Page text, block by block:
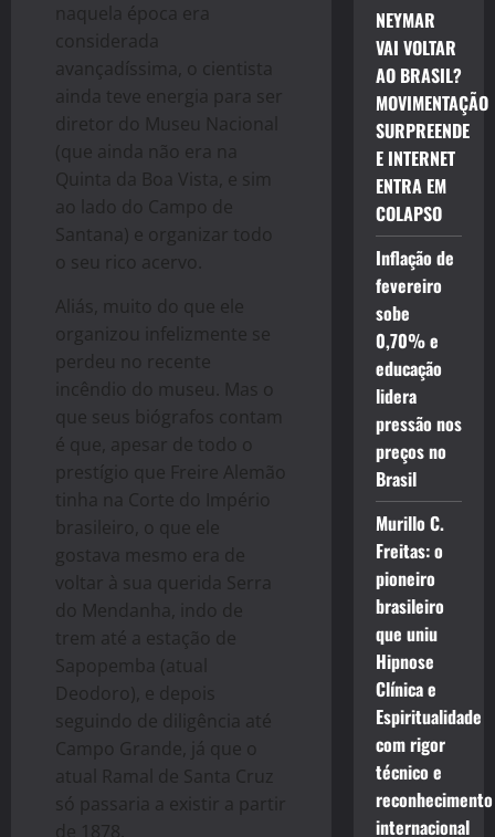
naquela época era
considerada
avançadíssima, o cientista
ainda teve energia para ser
diretor do Museu Nacional
(que ainda não era na
Quinta da Boa Vista, e sim
ao lado do Campo de
Santana) e organizar todo
o seu rico acervo.
Aliás, muito do que ele
organizou infelizmente se
perdeu no recente
incêndio do museu. Mas o
que seus biógrafos contam
é que, apesar de todo o
prestígio que Freire Alemão
tinha na Corte do Império
brasileiro, o que ele
gostava mesmo era de
voltar à sua querida Serra
do Mendanha, indo de
trem até a estação de
Sapopemba (atual
Deodoro), e depois
seguindo de diligência até
Campo Grande, já que o
atual Ramal de Santa Cruz
só passaria a existir a partir
de 1878.
NEYMAR
VAI VOLTAR
AO BRASIL?
MOVIMENTAÇÃO
SURPREENDE
E INTERNET
ENTRA EM
COLAPSO
Inflação de
fevereiro
sobe
0,70% e
educação
lidera
pressão nos
preços no
Brasil
Murillo C.
Freitas: o
pioneiro
brasileiro
que uniu
Hipnose
Clínica e
Espiritualidade
com rigor
técnico e
reconhecimento
internacional